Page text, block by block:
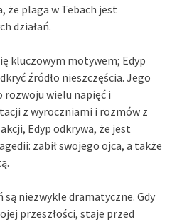
że plaga w Tebach jest
działań.
kluczowym motywem; Edyp
źródło nieszczęścia. Jego
rozwoju wielu napięć i
z wyroczniami i rozmów z
Edyp odkrywa, że jest
zabił swojego ojca, a także
są niezwykle dramatyczne. Gdy
przeszłości, staje przed